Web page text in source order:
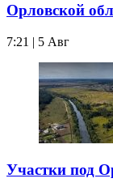
Орловской
7:21 | 5 Авг
Участки под